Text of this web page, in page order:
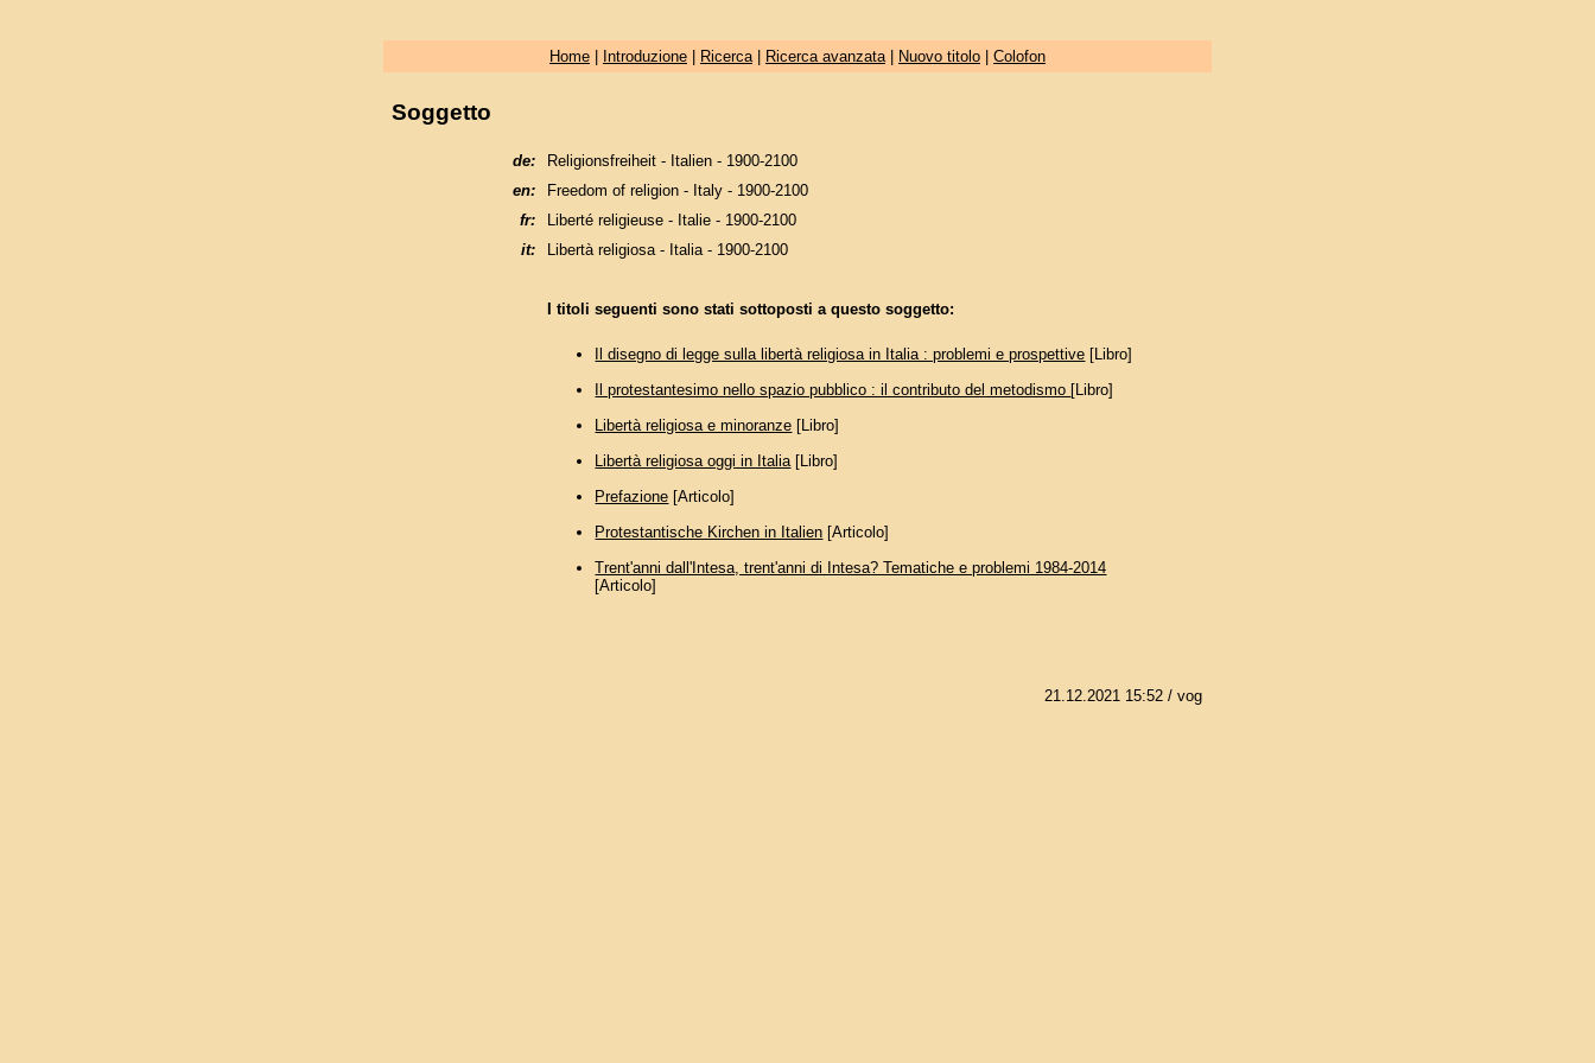
Home| Introduzione| Ricerca| Ricerca avanzata| Nuovo titolo| Colofon
Soggetto
de:
Religionsfreiheit - Italien - 1900-2100
en:
Freedom of religion - Italy - 1900-2100
fr:
Liberté religieuse - Italie - 1900-2100
it:
Libertà religiosa - Italia - 1900-2100
I titoli seguenti sono stati sottoposti a questo soggetto:
Il disegno di legge sulla libertà religiosa in Italia : problemi e prospettive [Libro]
Il protestantesimo nello spazio pubblico : il contributo del metodismo [Libro]
Libertà religiosa e minoranze [Libro]
Libertà religiosa oggi in Italia[Libro]
Prefazione [Articolo]
Protestantische Kirchen in Italien [Articolo]
Trent'anni dall'Intesa, trent'anni di Intesa? Tematiche e problemi 1984-2014
[Articolo]
21.12.2021 15:52/ vog